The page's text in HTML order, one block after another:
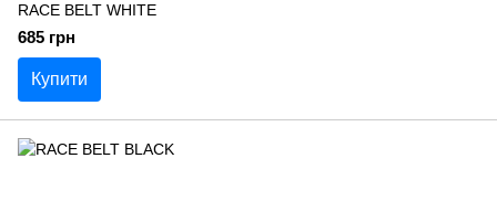
RACE BELT WHITE
685 грн
Купити